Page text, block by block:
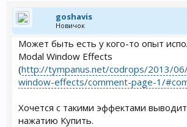
goshavis
Новичок
Может быть есть у кого-то опыт
Modal Window Effects
(http://tympanus.net/codrops/2013/
window-effects/comment-page-1/
Хочется с такими эффектами
нажатию Купить.